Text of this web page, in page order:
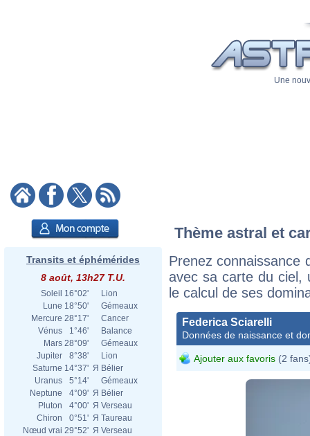
Une
Transits et éphémérides
8 août, 13h27 T.U.
Soleil 16°02'
Lion
Lune 18°50'
Gémeaux
Mercure 28°17'
Cancer
Vénus
1°46'
Balance
Mars 28°09'
Gémeaux
Jupiter
8°38'
Lion
Saturne 14°37' Я Bélier
Uranus
5°14'
Gémeaux
Neptune
4°09' Я Bélier
Pluton
4°00' Я Verseau
Chiron
0°51' Я Taureau
Nœud vrai 29°52' Я Verseau
Thème astral et
Prenez connaissance
avec sa carte du ciel,
le calcul de ses
Federica Sciarelli
Données de naissance et
Ajouter aux favoris (2